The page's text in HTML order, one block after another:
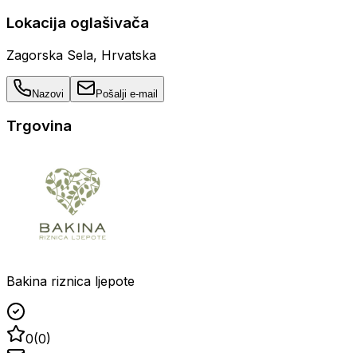
Lokacija oglašivača
Zagorska Sela, Hrvatska
Nazovi Pošalji e-mail
Trgovina
Bakina riznica ljepote
0(0)